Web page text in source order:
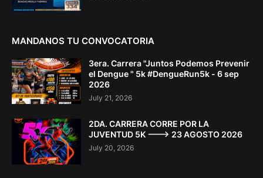
MANDANOS TU CONVOCATORIA
3era. Carrera "Juntos Podemos Prevenir
el Dengue " 5k #DengueRun5k - 6 sep
2026
July 21, 2026
2DA. CARRERA CORRE POR LA
JUVENTUD 5K ---> 23 AGOSTO 2026
July 20, 2026